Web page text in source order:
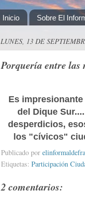
Inicio Sobre El
LUNES, 13 DE
Porquería entre las
Es
del Dique
desperdicios,
los "cívicos"
Publicado por
Etiquetas: Participación
2 comentarios: